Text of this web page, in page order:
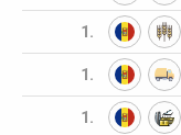
1.
1.
1.